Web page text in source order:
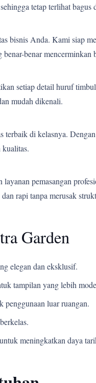
tetap terlihat bagus
bisnis Anda. Kami siap
benar mencerminkan
setiap detail huruf
mudah dikenali.
di kelasnya.
pemasangan
rapi tanpa merusak
Garden
elegan dan eksklusif.
tampilan yang lebih
penggunaan luar ruangan.
meningkatkan daya